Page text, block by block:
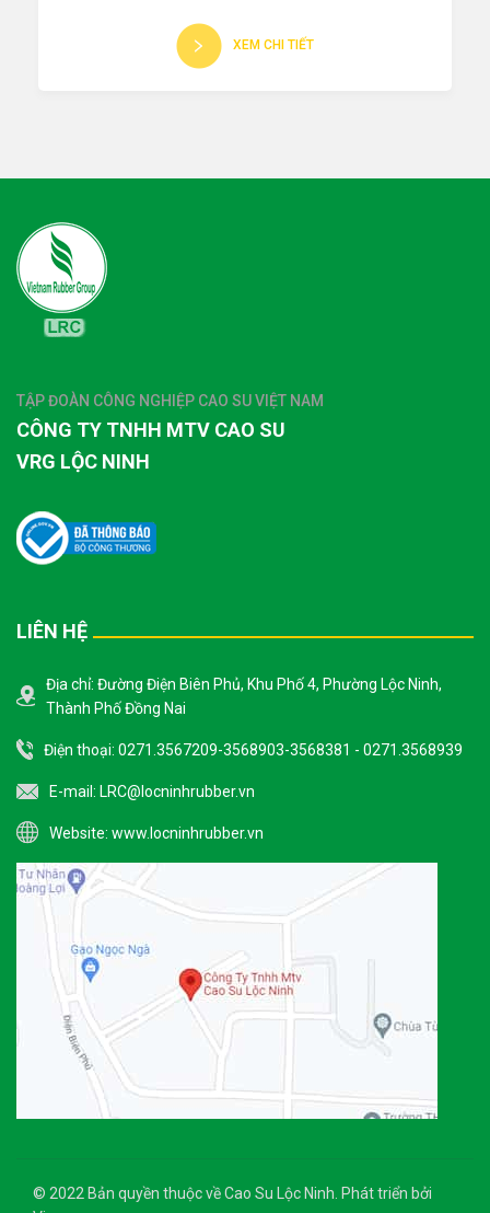
XEM CHI TIẾT
TẬP ĐOÀN CÔNG NGHIỆP CAO SU VIỆT NAM
CÔNG TY TNHH MTV CAO SU
VRG LỘC NINH
LIÊN HỆ
Địa chỉ: Đường Điện Biên Phủ, Khu Phố 4, Phường Lộc Ninh,
Thành Phố Đồng Nai
Điện thoại: 0271.3567209-3568903-3568381 - 0271.3568939
E-mail: LRC@locninhrubber.vn
Website: www.locninhrubber.vn
© 2022 Bản quyền thuộc về Cao Su Lộc Ninh. Phát triển bởi